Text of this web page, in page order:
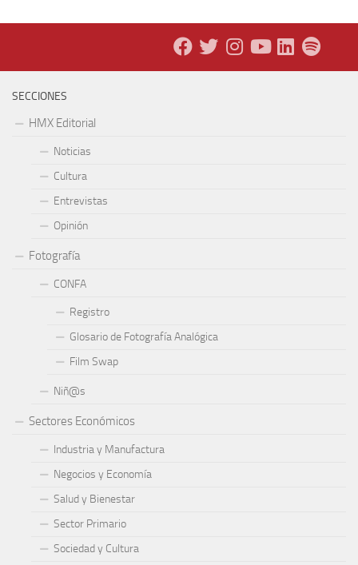
SECCIONES
HMX Editorial
Noticias
Cultura
Entrevistas
Opinión
Fotografía
CONFA
Registro
Glosario de Fotografía Analógica
Film Swap
Niñ@s
Sectores Económicos
Industria y Manufactura
Negocios y Economía
Salud y Bienestar
Sector Primario
Sociedad y Cultura